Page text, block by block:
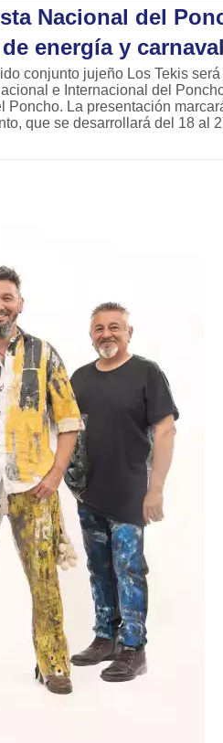
Nacional del
energía y carnaval
conjunto jujeño Los Tekis
e Internacional del
La presentación
que se desarrollará del 18 al